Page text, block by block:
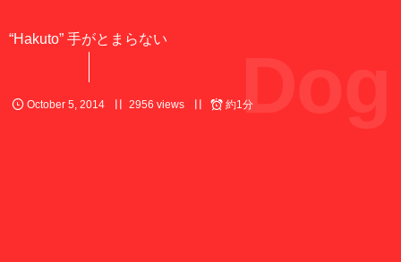
“Hakuto” 手がとまらない
October 5, 2014 2956 views 約1分